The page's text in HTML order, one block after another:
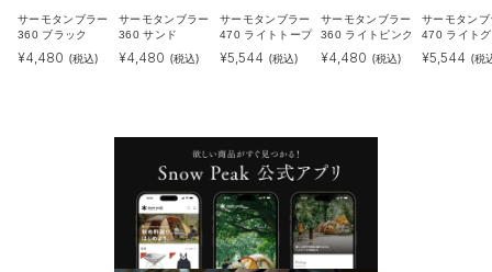
サーモタンブラー
360 ブラック
¥4,480 (税込)
サーモタンブラー
360 サンド
¥4,480 (税込)
サーモタンブラー
470 ライトトープ
¥5,544 (税込)
サーモタンブラー
360 ライトピンク
¥4,480 (税込)
サーモタンブ
470 ライト
¥5,544 (税